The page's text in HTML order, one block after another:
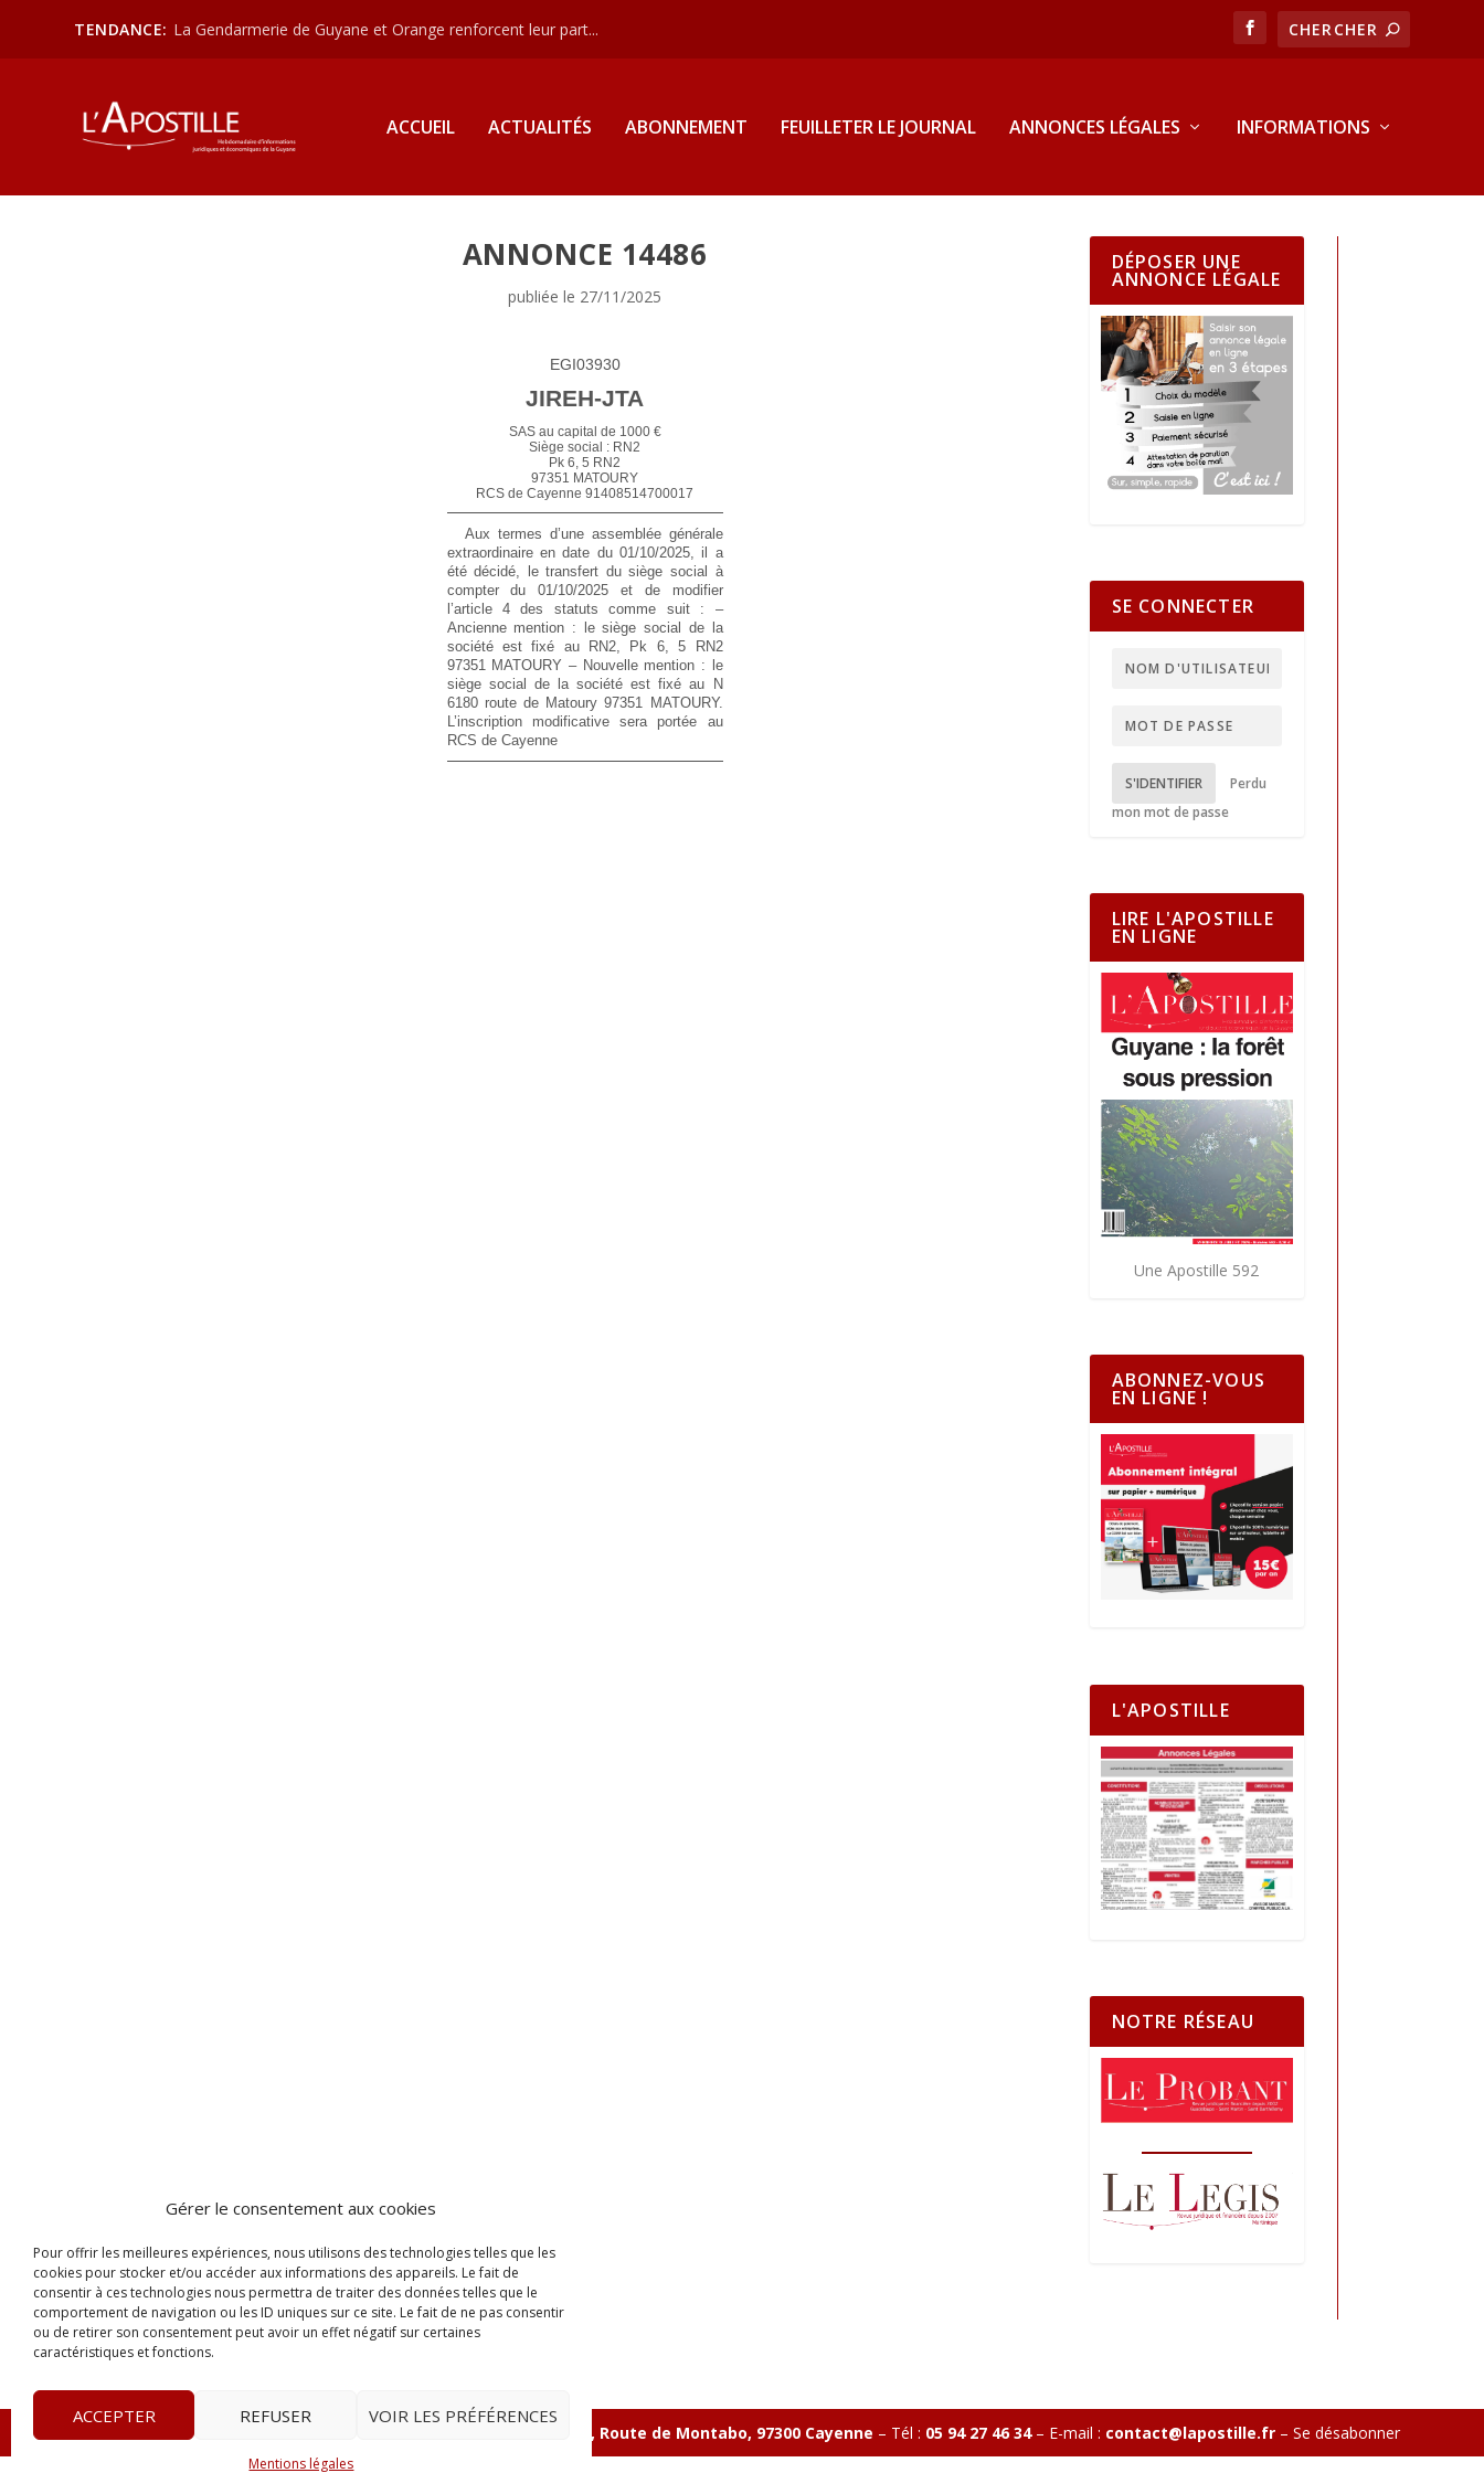
Gérer le consentement aux cookies
Pour offrir les meilleures expériences, nous utilisons des technologies telles que les
cookies pour stocker et/ou accéder aux informations des appareils. Le fait de
consentir à ces technologies nous permettra de traiter des données telles que le
comportement de navigation ou les ID uniques sur ce site. Le fait de ne pas consentir
ou de retirer son consentement peut avoir un effet négatif sur certaines
caractéristiques et fonctions.
ACCEPTER REFUSER VOIR LES PRÉFÉRENCES
Mentions légales
TENDANCE: La Gendarmerie de Guyane et Orange renforcent leur part...
ACCUEIL ACTUALITÉS ABONNEMENT FEUILLETER LE JOURNAL ANNONCES LÉGALES INFORMATIONS
ANNONCE 14486
publiée le 27/11/2025
EGI03930
JIREH-JTA
SAS au capital de 1000 €
Siège social : RN2
Pk 6, 5 RN2
97351 MATOURY
RCS de Cayenne 91408514700017
Aux termes d’une assemblée générale
extraordinaire en date du 01/10/2025, il a
été décidé, le transfert du siège social à
compter du 01/10/2025 et de modifier
l’article 4 des statuts comme suit : –
Ancienne mention :
le siège social de la
société est fixé au RN2, Pk 6, 5 RN2
97351 MATOURY – Nouvelle mention :
le
siège social de la société est fixé au N
6180 route de Matoury 97351 MATOURY.
L’inscription modificative sera portée au
RCS de Cayenne
DÉPOSER UNE
ANNONCE LÉGALE
SE CONNECTER
S'IDENTIFIER
Perdu
mon mot de passe
LIRE L'APOSTILLE
EN LIGNE
Une Apostille 592
ABONNEZ-VOUS
EN LIGNE !
L'APOSTILLE
NOTRE RÉSEAU
L’apostille 1 Avenue Gustave Charlery, Route de Montabo, 97300 Cayenne – Tél : 05 94 27 46 34– E-mail : contact@lapostille.fr– Se désabonner